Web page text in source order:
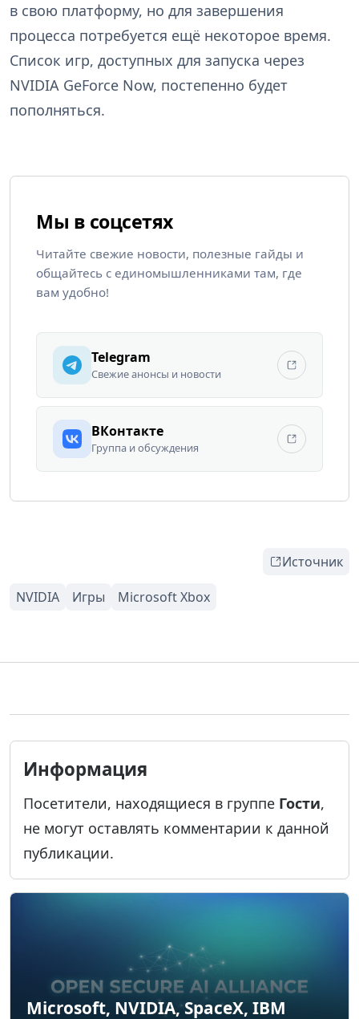
в свою платформу, но для завершения
процесса потребуется ещё некоторое время.
Список игр, доступных для запуска через
NVIDIA GeForce Now, постепенно будет
пополняться.
Мы в соцсетях
Читайте свежие новости, полезные гайды и
общайтесь с единомышленниками там, где
вам удобно!
Telegram
Свежие анонсы и новости
ВКонтакте
Группа и обсуждения
Источник
Информация
Посетители, находящиеся в группе Гости,
не могут оставлять комментарии к данной
публикации.
Microsoft, NVIDIA, SpaceX, IBM